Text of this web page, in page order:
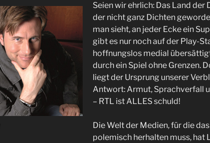
Seien wir ehrlich: Das Land der
der nicht ganz Dichten
man sieht, an jeder Ecke ein
gibt es nur noch auf der Play-
hoffnungslos medial
durch ein Spiel ohne Grenzen.
liegt der Ursprung unserer
Antwort: Armut, Sprachverfall
– RTL ist ALLES schuld!
Die Welt der Medien, für die
polemisch herhalten muss, hat